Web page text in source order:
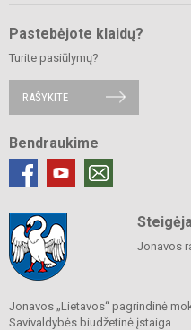
Pastebėjote klaidų?
Turite pasiūlymų?
RAŠYKITE
Bendraukime
Jonavos
Jonavos „Lietavos“ pagrindinė
Savivaldybės biudžetinė įstaiga